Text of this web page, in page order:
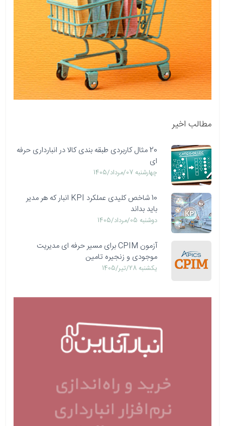
مطالب اخیر
20 مثال کاربردی طبقه بندی کالا در انبارداری حرفه
ای
چهارشنبه 07/مرداد/1405
10 شاخص کلیدی عملکرد KPI انبار که هر مدیر
باید بداند
دوشنبه 05/مرداد/1405
آزمون CPIM برای مسیر حرفه ای مدیریت
موجودی و زنجیره تامین
يكشنبه 28/تیر/1405